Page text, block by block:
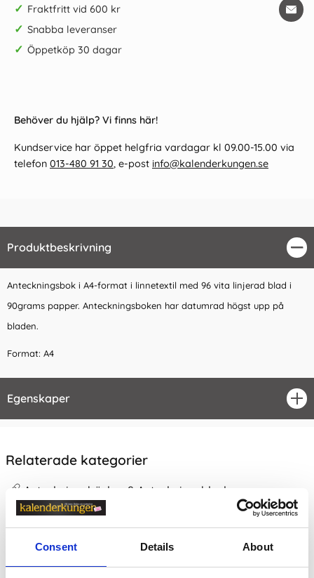
Consent Details About
✓ Fraktfritt vid 600 kr
✓ Snabba leveranser
✓ Öppetköp 30 dagar
Behöver du hjälp? Vi finns här!
Kundservice har öppet helgfria vardagar kl 09.00-15.00 via
telefon 013-480 91 30, e-post info@kalenderkungen.se
Produktbeskrivning
Anteckningsbok i A4-format i linnetextil med 96 vita linjerad blad i
90grams papper. Anteckningsboken har datumrad högst upp på
bladen.
Format: A4
Egenskaper
Relaterade kategorier
Anteckningsböcker & Anteckningsblock
Anteckningsböcker & Anteckningsblock /Linjerade A
nteckningsböcker